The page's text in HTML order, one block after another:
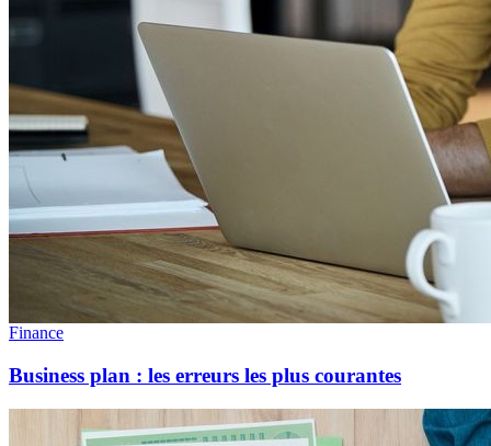
Finance
Business plan : les erreurs les plus courantes